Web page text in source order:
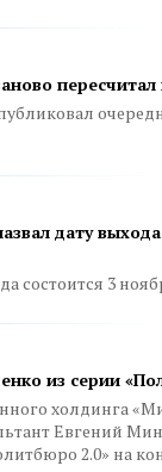
дату
состоится 3
из серии
холдинга
Евгений
2.0» на